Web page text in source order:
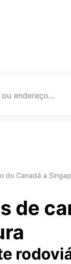
Origem (cidade ou endereço)
do Canadá a
de